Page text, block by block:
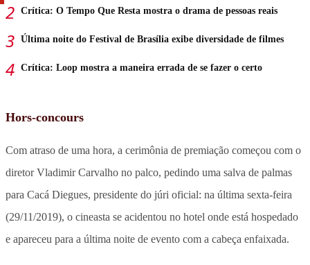
Crítica: O Tempo Que Resta mostra o drama de pessoas reais
Última noite do Festival de Brasília exibe diversidade de filmes
Crítica: Loop mostra a maneira errada de se fazer o certo
Hors-concours
Com atraso de uma hora, a cerimônia de premiação começou com o
diretor Vladimir Carvalho no palco, pedindo uma salva de palmas
para Cacá Diegues, presidente do júri oficial: na última sexta-feira
(29/11/2019), o cineasta se acidentou no hotel onde está hospedado
e apareceu para a última noite de evento com a cabeça enfaixada.